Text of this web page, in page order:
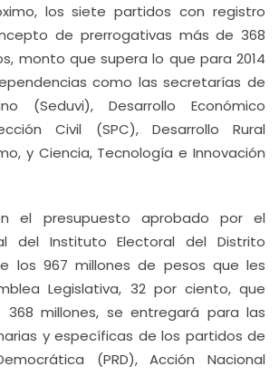
los siete partidos con registro
de prerrogativas más de 368
monto que supera lo que para 2014
como las secretarías de
(Seduvi), Desarrollo Económico
Civil (SPC), Desarrollo Rural
y Ciencia, Tecnología e Innovación
el presupuesto aprobado por el
del Instituto Electoral del Distrito
los 967 millones de pesos que les
Legislativa, 32 por ciento, que
368 millones, se entregará para las
y específicas de los partidos de
(PRD), Acción Nacional